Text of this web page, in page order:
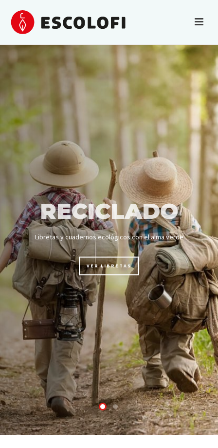
RECICLADO
Libretas y cuadernos ecológicos con el alma verde
VER LIBRETAS